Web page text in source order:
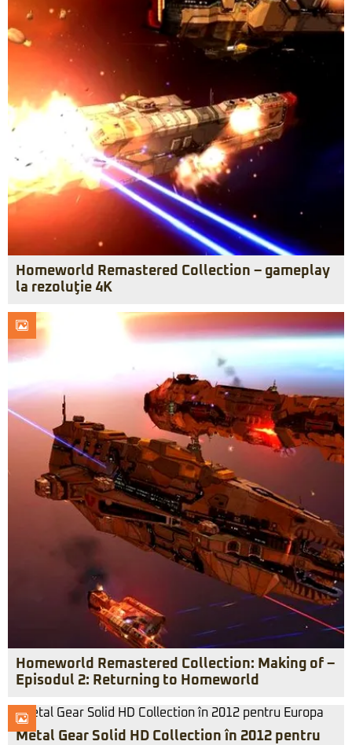
Homeworld Remastered Collection – gameplay
la rezoluţie 4K
Homeworld Remastered Collection: Making of –
Episodul 2: Returning to Homeworld
Metal Gear Solid HD Collection în 2012 pentru